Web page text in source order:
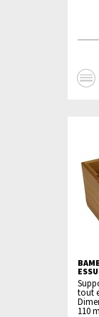
tout
110